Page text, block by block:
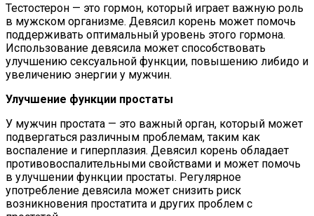
Тестостерон — это гормон, который играет важную роль
в мужском организме. Девясил корень может помочь
поддерживать оптимальный уровень этого гормона.
Использование девясила может способствовать
улучшению сексуальной функции, повышению либидо и
увеличению энергии у мужчин.
Улучшение функции простаты
У мужчин простата — это важный орган, который может
подвергаться различным проблемам, таким как
воспаление и гиперплазия. Девясил корень обладает
противовоспалительными свойствами и может помочь
в улучшении функции простаты. Регулярное
употребление девясила может снизить риск
возникновения простатита и других проблем с